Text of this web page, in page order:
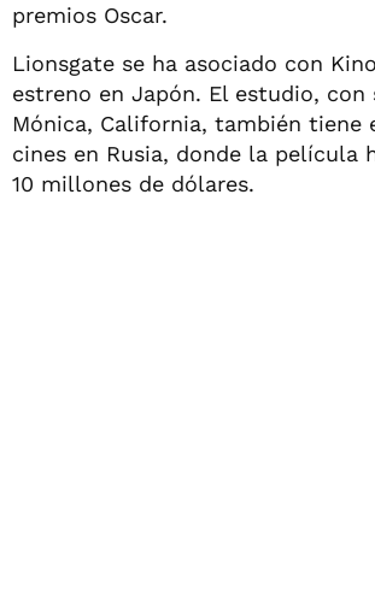
premios Oscar.
Lionsgate se ha asociado con
estreno en Japón. El estudio, con
Mónica, California, también tiene
cines en Rusia, donde la película
10 millones de dólares.